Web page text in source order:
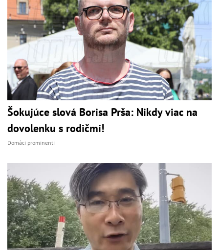
Šokujúce slová Borisa Prša: Nikdy viac na
dovolenku s rodičmi!
Domáci prominenti